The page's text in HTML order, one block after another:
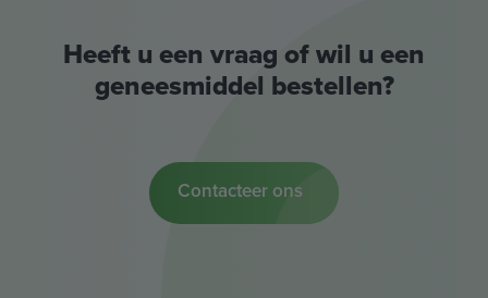
Heeft u een vraag of wil u een
geneesmiddel bestellen?
Contacteer ons